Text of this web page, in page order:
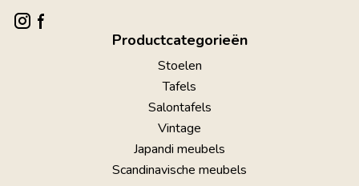
Productcategorieën
Stoelen
Tafels
Salontafels
Vintage
Japandi meubels
Scandinavische meubels